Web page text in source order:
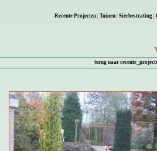
Recente Projecten Tuinen Sierbestrating
terug naar